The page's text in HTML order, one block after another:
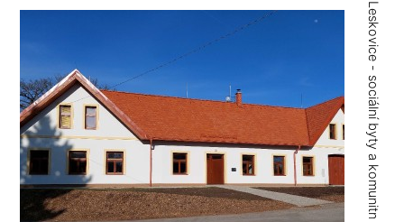
Leskovice - sociální byty a komunitní centrum